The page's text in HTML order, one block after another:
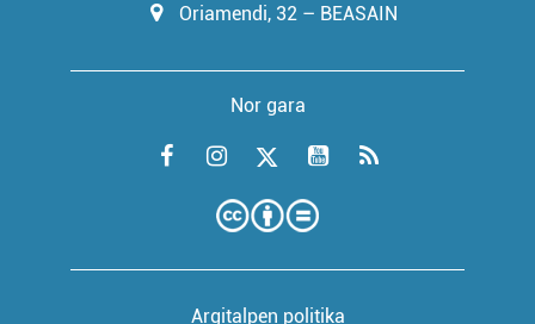
Oriamendi, 32 – BEASAIN
Nor gara
Argitalpen politika